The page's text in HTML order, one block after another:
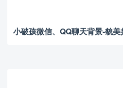
小破孩微信、QQ聊天背景-貌